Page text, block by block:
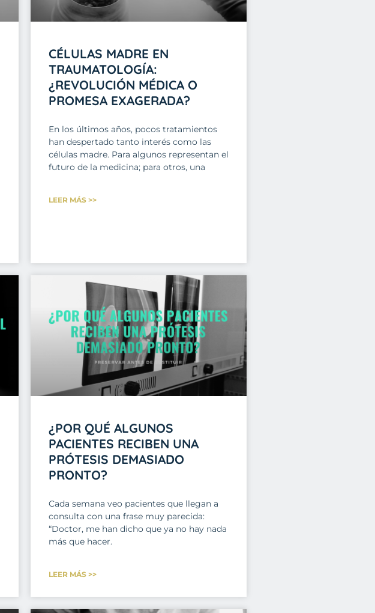
CÉLULAS MADRE EN
TRAUMATOLOGÍA:
¿REVOLUCIÓN MÉDICA O
PROMESA EXAGERADA?
En los últimos años, pocos tratamientos
han despertado tanto interés como las
células madre. Para algunos representan el
futuro de la medicina; para otros, una
LEER MÁS >>
¿POR QUÉ ALGUNOS
PACIENTES RECIBEN UNA
PRÓTESIS DEMASIADO
PRONTO?
Cada semana veo pacientes que llegan a
consulta con una frase muy parecida:
“Doctor, me han dicho que ya no hay nada
más que hacer.
LEER MÁS >>